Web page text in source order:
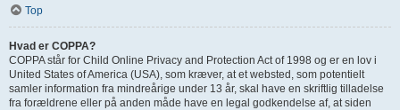
Top
Hvad er COPPA?
COPPA står for Child Online Privacy and Protection Act of 1998 og er en lov i
United States of America (USA), som kræver, at et websted, som potentielt
samler information fra mindreårige under 13 år, skal have en skriftlig tilladelse
fra forældrene eller på anden måde have en legal godkendelse af, at siden